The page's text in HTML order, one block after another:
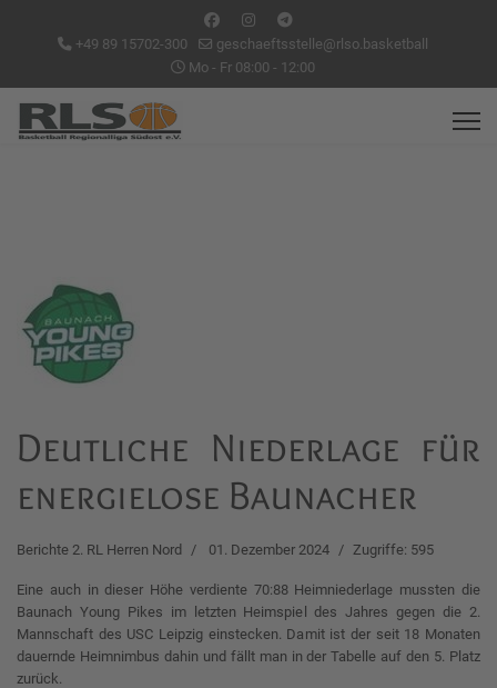
+49 89 15702-300
geschaeftsstelle@rlso.basketball
Mo - Fr 08:00 - 12:00
Deutliche Niederlage für
energielose Baunacher
Berichte 2. RL Herren Nord 01. Dezember 2024 Zugriffe: 595
Eine auch in dieser Höhe verdiente 70:88 Heimniederlage mussten die
Baunach Young Pikes im letzten Heimspiel des Jahres gegen die 2.
Mannschaft des USC Leipzig einstecken. Damit ist der seit 18 Monaten
dauernde Heimnimbus dahin und fällt man in der Tabelle auf den 5. Platz
zurück.